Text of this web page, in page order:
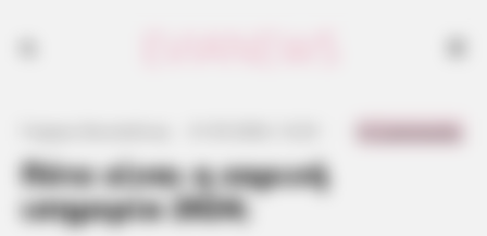
Πότε είναι η εαρινή
ισημερία 2024;